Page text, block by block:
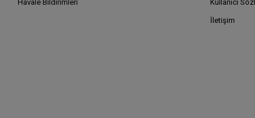
Havale Bildirimleri Kullanıcı
İletişim